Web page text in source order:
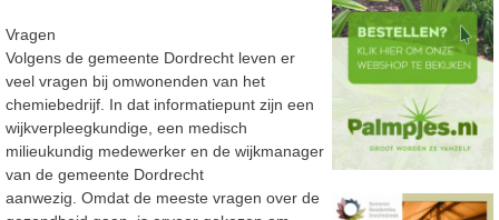
Vragen
Volgens de gemeente Dordrecht leven er
veel vragen bij omwonenden van het
chemiebedrijf. In dat informatiepunt zijn een
wijkverpleegkundige, een medisch
milieukundig medewerker en de wijkmanager
van de gemeente Dordrecht
aanwezig. Omdat de meeste vragen over de